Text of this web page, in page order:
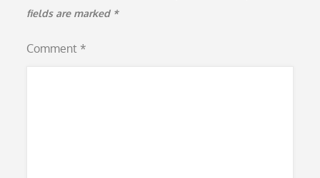
fields are marked *
Comment *